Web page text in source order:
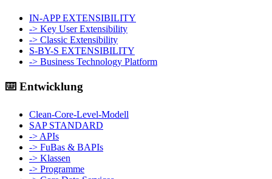
IN-APP EXTENSIBILITY
-> Key User Extensibility
-> Classic Extensibility
S-BY-S EXTENSIBILITY
-> Business Technology Platform
⌨️ Entwicklung
Clean-Core-Level-Modell
SAP STANDARD
-> APIs
-> FuBas & BAPIs
-> Klassen
-> Programme